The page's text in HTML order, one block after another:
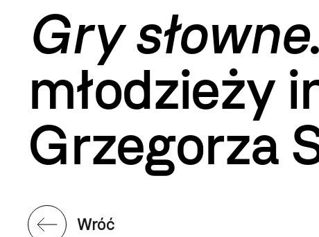
Gry słowne
młodzieży
Grzegorza
Wróć